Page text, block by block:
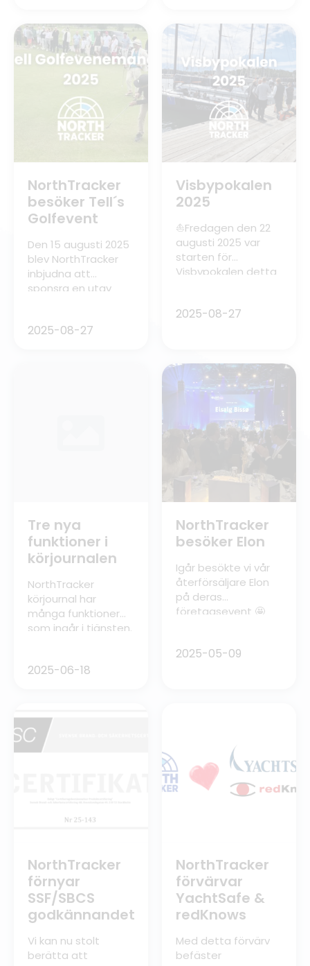
åker för fort!
kommer att handla
om hur man kan
använda våra
tjänster för epa-
traktorer – till
exempel
hastighetslarm,
stöldspårning med
mera. Detta för att
olyckor som sker
med A-traktorer.
Här är några […]
NorthTracker
besöker Tell´s
Golfevent
Den 15 augusti 2025
blev NorthTracker
inbjudna att
sponsra en utav
kommer en kort
2025-08-27
Visbypokalen
2025
⛵️Fredagen den 22
augusti 2025 var
starten för
Visbypokalen detta
dokumenterade
💙 Här är en
summering från
dagen🌊
2025-08-27
Tre nya
funktioner i
körjournalen
NorthTracker
körjournal har
många funktioner
som ingår i tjänsten.
senaste
poolbilar Är ni flera
personer som delar
på ett antal bilar i
enkelt hantera
minskar risken för
dubbelbokningar
och förenklar […]
2025-06-18
NorthTracker
besöker Elon
Igår besökte vi vår
återförsäljare Elon
på deras
företagsevent 🤩
trevlig evenemang.
2025-05-09
NorthTracker
förnyar
SSF/SBCS
godkännandet
Vi kan nu stolt
berätta att
NorthTracker
förvärvar
YachtSafe &
redKnows
Med detta förvärv
befäster